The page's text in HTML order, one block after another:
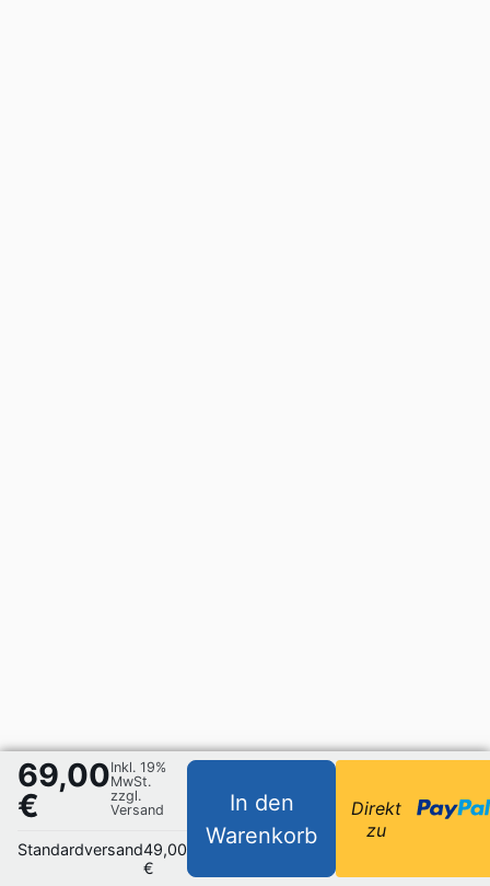
69,00
€
Inkl. 19%
MwSt.
zzgl.
Versand
Standardversand49,00
€
In den
Warenkorb
Direkt
zu